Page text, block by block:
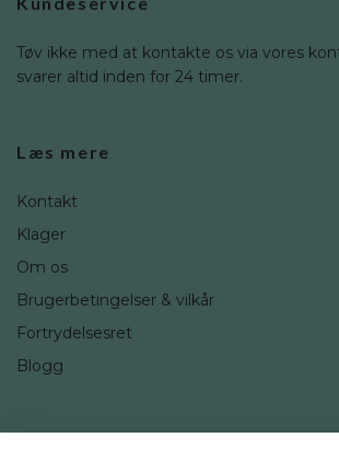
Tøv ikke med at kontakte os via vores
svarer altid inden for 24 timer.
Læs mere
Kontakt
Klager
Om os
Brugerbetingelser & vilkår
Fortrydelsesret
Blogg